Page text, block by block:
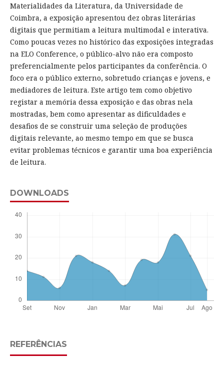
Materialidades da Literatura, da Universidade de
Coimbra, a exposição apresentou dez obras literárias
digitais que permitiam a leitura multimodal e interativa.
Como poucas vezes no histórico das exposições integradas
na ELO Conference, o público-alvo não era composto
preferencialmente pelos participantes da conferência. O
foco era o público externo, sobretudo crianças e jovens, e
mediadores de leitura. Este artigo tem como objetivo
registar a memória dessa exposição e das obras nela
mostradas, bem como apresentar as dificuldades e
desafios de se construir uma seleção de produções
digitais relevante, ao mesmo tempo em que se busca
evitar problemas técnicos e garantir uma boa experiência
de leitura.
DOWNLOADS
REFERÊNCIAS